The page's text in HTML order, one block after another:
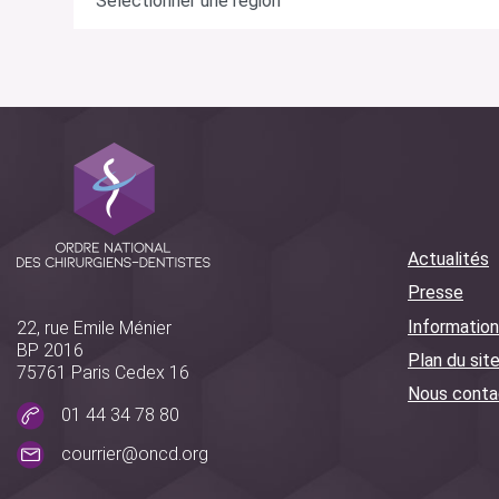
22, rue Emile Ménier
BP 2016
75761 Paris Cedex 16
01 44 34 78 80
courrier@oncd.org
Actualités
Presse
Plan du site
Nous